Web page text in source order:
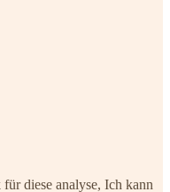
diese analyse, Ich kann